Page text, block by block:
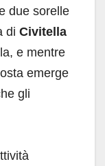
due sorelle
di Civitella
e mentre
emerge
gli